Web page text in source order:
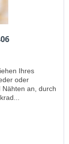
Ihres
oder
Nähten an, durch